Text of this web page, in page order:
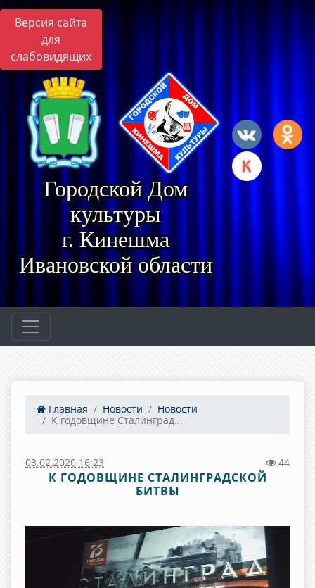
Версия сайта
для
слабовидящих
Городской Дом
культуры
г. Кинешма
Ивановской области
Главная Новости
Новости
К годовщине Сталинград...
03.02.2020 16:23 44
К ГОДОВЩИНЕ СТАЛИНГРАДСКОЙ
БИТВЫ